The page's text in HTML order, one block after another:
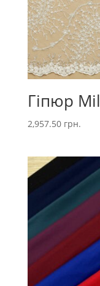
Гіпюр
2,957.50 грн.